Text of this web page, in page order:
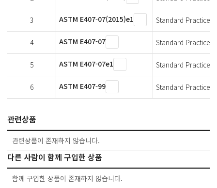
3 ASTM E407-07(2015)e1 Standard Practice
4 ASTM E407-07 Standard Practice
5 ASTM E407-07e1 Standard Practice
6 ASTM E407-99 Standard Practice
관련상품
관련상품이 존재하지 않습니다.
다른 사람이 함께 구입한 상품
함께 구입한 상품이 존재하지 않습니다.